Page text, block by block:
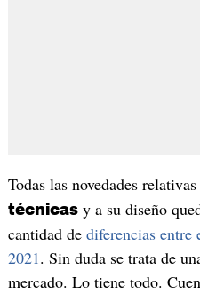
Todas las novedades
técnicasy a su diseño
cantidad de diferencias entre
2021. Sin duda se trata de
mercado. Lo tiene todo.